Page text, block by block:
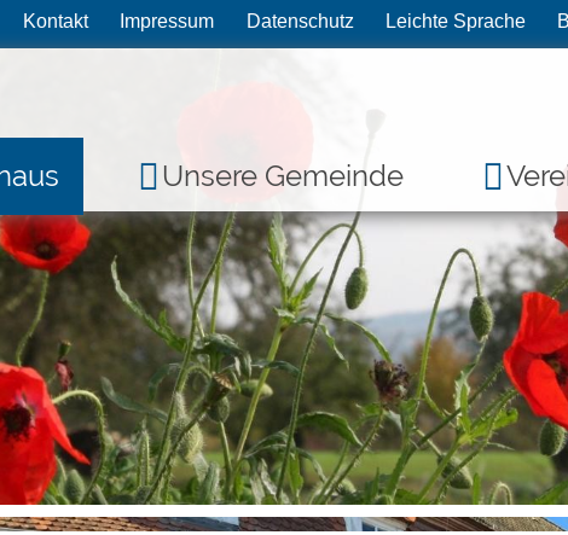
Kontakt Impressum Datenschutz Leichte Sprache
Unsere Gemeinde